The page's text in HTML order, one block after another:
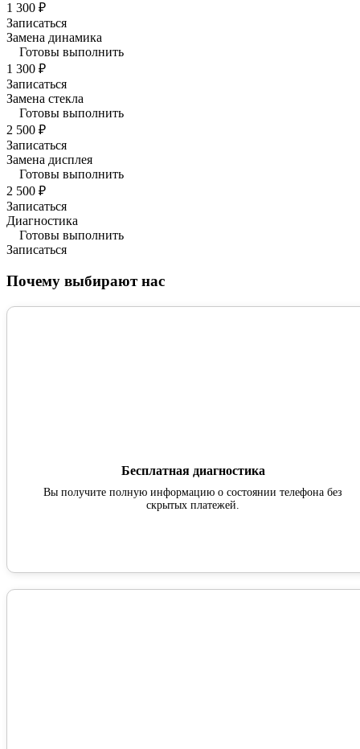
1 300 ₽
Записаться
Замена динамика
Готовы выполнить
1 300 ₽
Записаться
Замена стекла
Готовы выполнить
2 500 ₽
Записаться
Замена дисплея
Готовы выполнить
2 500 ₽
Записаться
Диагностика
Готовы выполнить
Записаться
Почему выбирают нас
Бесплатная диагностика
Вы получите полную информацию о состоянии телефона без
скрытых платежей.